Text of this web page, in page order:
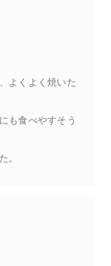
よくよく焼いた
も食べやすそう
。